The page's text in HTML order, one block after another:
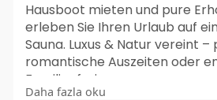
Hausboot mieten und pure
erleben Sie Ihren Urlaub auf
Sauna. Luxus & Natur vereint
romantische Auszeiten oder
Familienferien.
Daha fazla oku